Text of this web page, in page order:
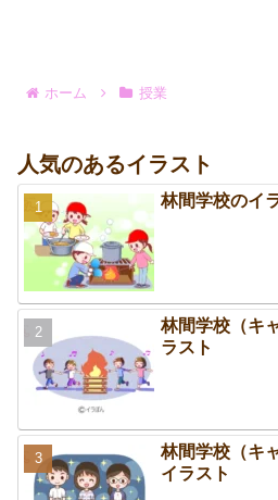
ホーム 授業
人気のあるイラスト
林間学校のイ
林間学校（キ
ラスト
林間学校（キ
イラスト